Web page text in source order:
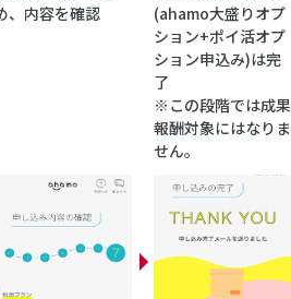
、内容を確認
(ahamo大盛りオプ
ション+ポイ活オプ
ション申込み)は完
了
※この段階では成果
報酬対象にはなりま
せん。